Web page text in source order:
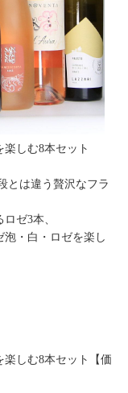
しむ8本セット
とは違う贅沢なフラ
ゼ3本、
・白・ロゼを楽し
しむ8本セット【価